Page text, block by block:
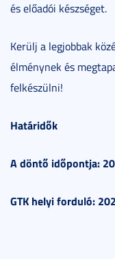
és előadói készséget.
Kerülj a legjobbak
élménynek és
felkészülni!
Határidők
A döntő időpontja:
GTK helyi forduló: